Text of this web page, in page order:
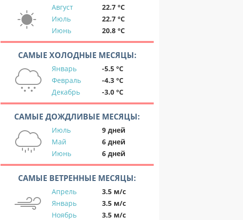
Август
22.7 °C
Июль
22.7 °C
Июнь
20.8 °C
САМЫЕ ХОЛОДНЫЕ МЕСЯЦЫ:
Январь
-5.5 °C
Февраль
-4.3 °C
Декабрь
-3.0 °C
САМЫЕ ДОЖДЛИВЫЕ МЕСЯЦЫ:
Июль
9 дней
Май
6 дней
Июнь
6 дней
САМЫЕ ВЕТРЕННЫЕ МЕСЯЦЫ:
Апрель
3.5 м/с
Январь
3.5 м/с
Ноябрь
3.5 м/с